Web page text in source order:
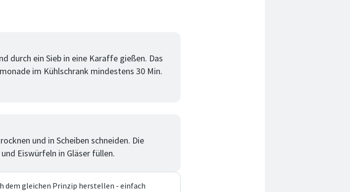
durch ein Sieb in eine Karaffe gießen. Das
im Kühlschrank mindestens 30 Min.
und in Scheiben schneiden. Die
Eiswürfeln in Gläser füllen.
dem gleichen Prinzip herstellen - einfach